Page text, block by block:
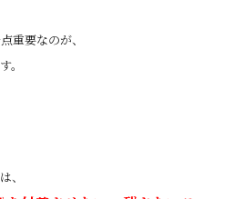
重要なのが、
。
、